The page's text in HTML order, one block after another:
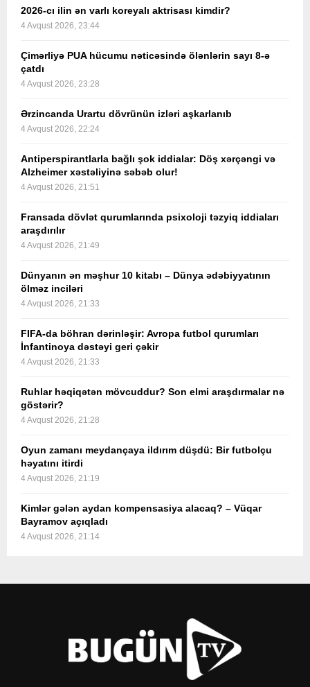
2026-cı ilin ən varlı koreyalı aktrisası kimdir?
4 Avqust 2026, 23:44
Çimərliyə PUA hücumu nəticəsində ölənlərin sayı 8-ə
çatdı
4 Avqust 2026, 23:28
Ərzincanda Urartu dövrünün izləri aşkarlanıb
4 Avqust 2026, 22:24
Antiperspirantlarla bağlı şok iddialar: Döş xərçəngi və
Alzheimer xəstəliyinə səbəb olur!
4 Avqust 2026, 21:51
Fransada dövlət qurumlarında psixoloji təzyiq iddiaları
araşdırılır
4 Avqust 2026, 21:49
Dünyanın ən məşhur 10 kitabı – Dünya ədəbiyyatının
ölməz inciləri
4 Avqust 2026, 21:33
FIFA-da böhran dərinləşir: Avropa futbol qurumları
İnfantinoya dəstəyi geri çəkir
4 Avqust 2026, 21:33
Ruhlar həqiqətən mövcuddur? Son elmi araşdırmalar nə
göstərir?
4 Avqust 2026, 21:28
Oyun zamanı meydançaya ildırım düşdü: Bir futbolçu
həyatını itirdi
4 Avqust 2026, 21:19
Kimlər gələn aydan kompensasiya alacaq? – Vüqar
Bayramov açıqladı
4 Avqust 2026, 21:14